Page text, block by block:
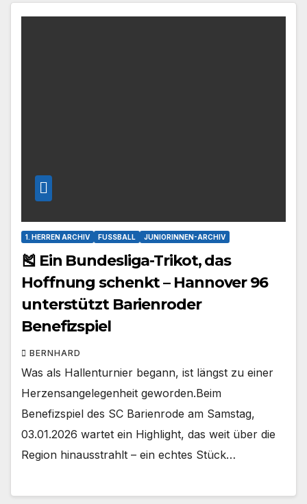
1. HERREN ARCHIV FUSSBALL JUNIORINNEN-ARCHIV
🎽 Ein Bundesliga-Trikot, das
Hoffnung schenkt – Hannover 96
unterstützt Barienroder
Benefizspiel
BERNHARD
Was als Hallenturnier begann, ist längst zu einer
Herzensangelegenheit geworden.Beim
Benefizspiel des SC Barienrode am Samstag,
03.01.2026 wartet ein Highlight, das weit über die
Region hinausstrahlt – ein echtes Stück…